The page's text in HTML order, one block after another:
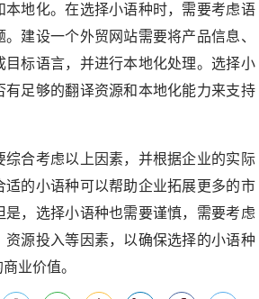
本地化。在选择小语种时，需要考虑语
建设一个外贸网站需要将产品信息、
目标语言，并进行本地化处理。选择小
有足够的翻译资源和本地化能力来支持
综合考虑以上因素，并根据企业的实际
适的小语种可以帮助企业拓展更多的市
是，选择小语种也需要谨慎，需要考虑
资源投入等因素，以确保选择的小语种
业价值。